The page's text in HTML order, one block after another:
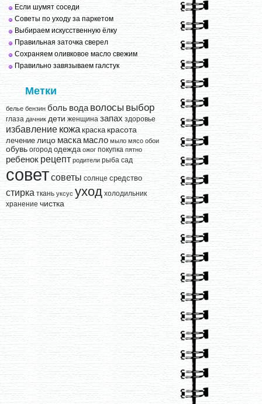
Если шумят соседи
Советы по уходу за паркетом
Выбираем искусственную ёлку
Правильная заточка сверел
Сохраняем оливковое масло свежим
Правильно завязываем галстук
Метки
белье бензин боль вода волосы выбор
глаза дачник дети женщина запах здоровье
избавление кожа краска красота
лечение лицо маска масло мыло мясо обои
обувь огород одежда ожог покупка пятно
ребенок рецепт родители рыба сад
советсоветы солнце средство
стирка ткань уксус уход холодильник
хранение чистка